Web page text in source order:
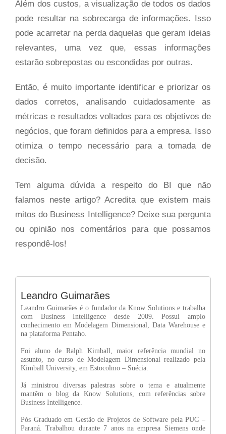
Além dos custos, a visualização de todos os dados
pode resultar na sobrecarga de informações. Isso
pode acarretar na perda daquelas que geram ideias
relevantes, uma vez que, essas informações
estarão sobrepostas ou escondidas por outras.
Então, é muito importante identificar e priorizar os
dados corretos, analisando cuidadosamente as
métricas e resultados voltados para os objetivos de
negócios, que foram definidos para a empresa. Isso
otimiza o tempo necessário para a tomada de
decisão.
Tem alguma dúvida a respeito do BI que não
falamos neste artigo? Acredita que existem mais
mitos do Business Intelligence? Deixe sua pergunta
ou opinião nos comentários para que possamos
respondê-los!
Leandro Guimarães
Leandro Guimarães é o fundador da Know Solutions e trabalha
com Business Intelligence desde 2009. Possui amplo
conhecimento em Modelagem Dimensional, Data Warehouse e
na plataforma Pentaho.
Foi aluno de Ralph Kimball, maior referência mundial no
assunto, no curso de Modelagem Dimensional realizado pela
Kimball University, em Estocolmo – Suécia.
Já ministrou diversas palestras sobre o tema e atualmente
mantêm o blog da Know Solutions, com referências sobre
Business Intelligence.
Pós Graduado em Gestão de Projetos de Software pela PUC –
Paraná. Trabalhou durante 7 anos na empresa Siemens onde